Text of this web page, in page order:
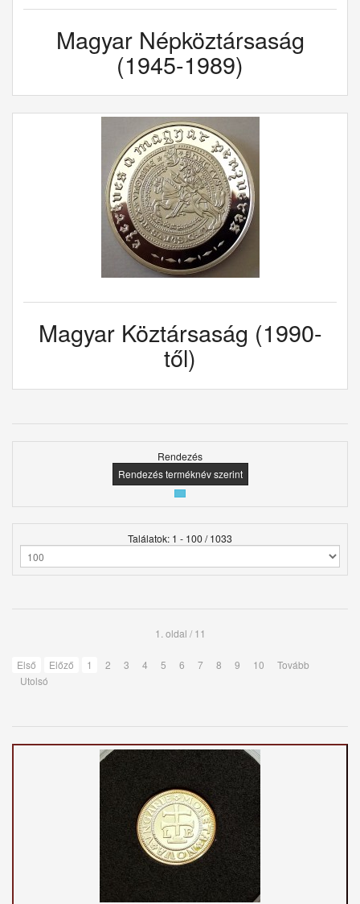
Magyar Népköztársaság
(1945-1989)
Magyar Köztársaság (1990-
től)
Rendezés
Rendezés terméknév szerint
Találatok: 1 - 100 / 1033
1. oldal / 11
Első Előző 1 2 3 4 5 6 7 8 9 10
Tovább
Utolsó